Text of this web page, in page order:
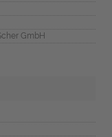
GmbH